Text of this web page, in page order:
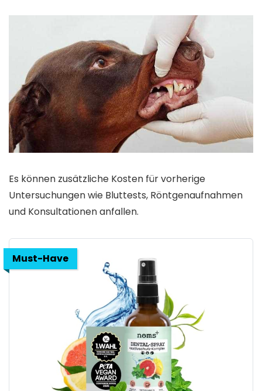
Es können zusätzliche Kosten für vorherige
Untersuchungen wie Bluttests, Röntgenaufnahmen
und Konsultationen anfallen.
Must-Have